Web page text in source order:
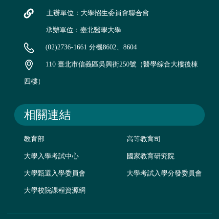
主辦單位：大學招生委員會聯合會
承辦單位：臺北醫學大學
(02)2736-1661 分機8602、8604
110 臺北市信義區吳興街250號（醫學綜合大樓後棟
四樓）
相關連結
教育部 高等教育司
大學入學考試中心 國家教育研究院
大學甄選入學委員會 大學考試入學分發委員會
大學校院課程資源網